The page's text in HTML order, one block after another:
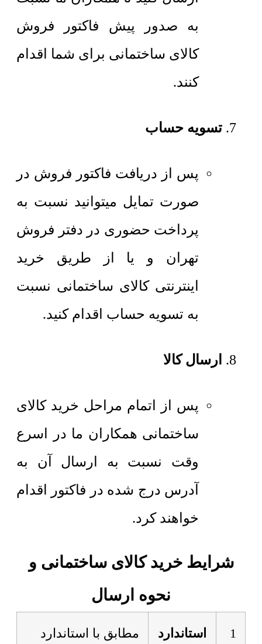
به صدور پیش فاکتور فروش
کالای ساختمانی برای شما اقدام
کنند.
تسویه حساب
پس از دریافت فاکتور فروش در
صورت تمایل میتوانید نسبت به
پرداخت حضوری در دفتر فروش
تهران و یا از طریق خرید
اینترنتی کالای ساختمانی نسبت
به تسویه حساب اقدام کنید.
ارسال کالا
پس از اتمام مراحل خرید کالای
ساختمانی همکاران ما در اسرع
وقت نسبت به ارسال آن به
آدرس درج شده در فاکتور اقدام
خواهند کرد.
شرایط خرید کالای ساختمانی و
نحوه ارسال
1 استاندارد
مطابق با استاندارد